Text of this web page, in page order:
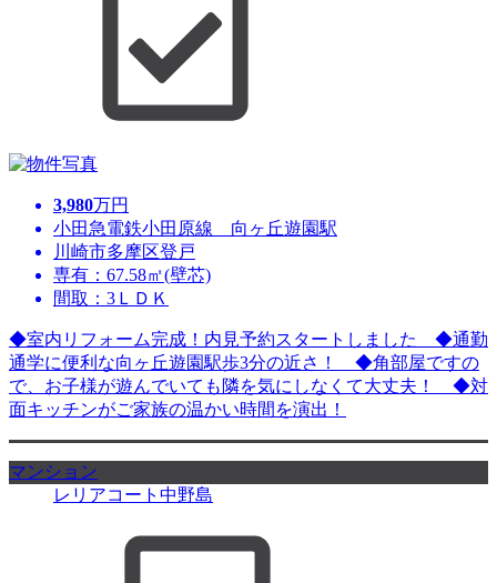
3,980万円
小田急電鉄小田原線 向ヶ丘遊園駅
川崎市多摩区登戸
専有：67.58㎡(壁芯)
間取：3ＬＤＫ
◆室内リフォーム完成！内見予約スタートしました ◆通勤
通学に便利な向ヶ丘遊園駅歩3分の近さ！ ◆角部屋ですの
で、お子様が遊んでいても隣を気にしなくて大丈夫！ ◆対
面キッチンがご家族の温かい時間を演出！
マンション
レリアコート中野島